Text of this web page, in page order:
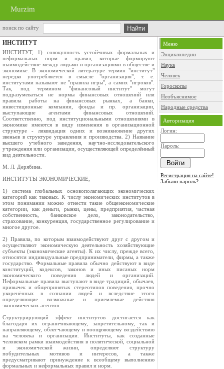
Murzim
поиск по сайту
ИНСТИТУТ
ИНСТИТУТ, 1) совокупность устойчивых формальных и
неформальных норм и правил, которые формируют
взаимодействие между людьми и организациями в обществе и
экономике. В экономической литературе термин "институт"
нередко употребляется в смысле "организация", т. е.
институтами называют не "правила игры", а самих "игроков".
Так, под термином "финансовый институт" могут
подразумеваться не нормы финансовых отношений или
правила работы на финансовых рынках, а банки,
инвестиционные компании, фонды и пр. организации,
выступающие агентами финансовых отношений.
Соответственно, под институциональными отношениями в
экономике имеются в виду изменения в организационной
структуре - ликвидация одних и возникновение других
звеньев в структуре управления и производства. 2) Название
высшего учебного заведения, научно-исследовательского
учреждения или организации, осуществляющей определённый
вид деятельности.
М. Л. Дерябина.
ИНСТИТУТЫ ЭКОНОМИЧЕСКИЕ,
1) система глобальных основополагающих экономических
категорий как таковых. К числу экономических институтов в
этом понимании можно отнести такие общеэкономические
категории, как деньги, рынки, цены, предприятия, частная
собственность, банковское дело, законодательство,
страхование, конкуренция, государственное регулирование и
многое другое.
2) Правила, по которым взаимодействуют друг с другом и
осуществляют экономическую деятельность хозяйствующие
субъекты (экономические агенты). К их числу, прежде всего,
относятся индивидуальные предприниматели, фирмы, а также
государство. Формальные правила обычно действуют в виде
конституций, кодексов, законов и иных писаных норм
экономического поведения людей и организаций.
Неформальные правила выступают в виде традиций, обычаев,
привычек и общепринятых стереотипов поведения, прочно
укоренённых в сознании людей и вследствие этого
определяющие возможные и приемлемые действия
экономических агентов.
Структурирующий эффект институтов достигается как
благодаря их ограничивающему, запретительному, так и
направляющему, облегчающему и поощряющему воздействию
на человека и организации. Институты, как созданные
человеком рамки взаимодействия в политической, социальной
и экономической жизни, определяют структуру
побудительных мотивов и интересов, а также
предусматривают принуждение к всеобщему выполнению
формальных и неформальных правил и норм.
Меню
Энциклопедии
Наука
Человек
Гороскопы
Необъяснимое
Народные средства
Авторизация
Логин:
Пароль:
Регистрация на сайте!
Забыли пароль?